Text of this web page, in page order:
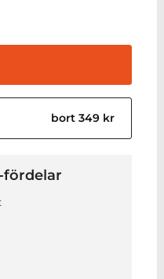
bort 349 kr
fördelar